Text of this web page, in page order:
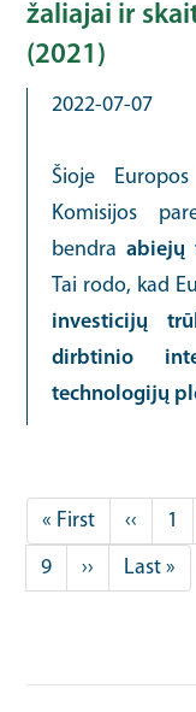
žaliajai ir
(2021)
2022-07-07
Šioje
Komisijos
bendra abiejų
Tai rodo, kad
investicijų
dirbtinio
technologijų
Pagination
First
page
« First
Previous
page
‹‹ 1
Puslapis
9
Next
page
››
Last
page
Last »